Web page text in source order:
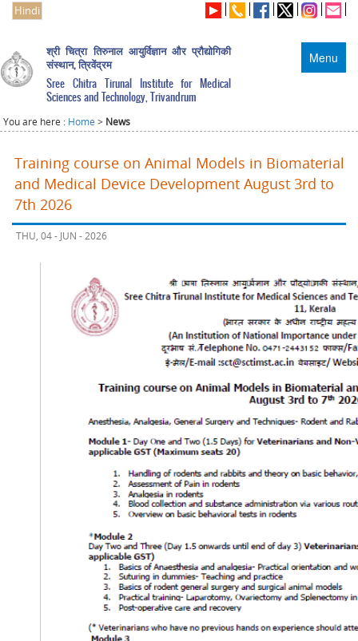
Hindi
Menu
श्री चित्रा तिरुनाल आयुर्विज्ञान और प्रौद्योगिकी
संस्थान, त्रिवेंद्रम
Sree Chitra Tirunal Institute for Medical
Sciences and Technology, Trivandrum
You are here : Home > News
Training course on Animal Models in Biomaterial
and Medical Device Development August 3rd to
7th 2026
THU, 04 - JUN - 2026